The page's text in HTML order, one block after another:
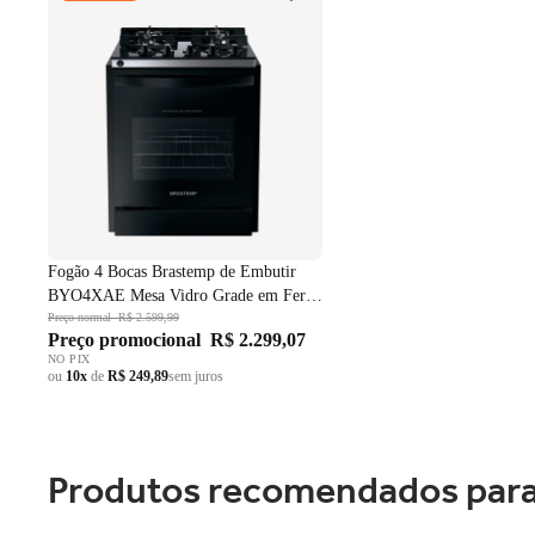
Chama Preto Bivolt
Fogão 4 Bocas Brastemp de Embutir
BYO4XAE Mesa Vidro Grade em Ferro
Fundido Dupla Chama Preto Bivolt
Preço normalR$ 2.599,99
Preço promocional R$ 2.299,07
NO PIX
ou 10x de R$ 249,89sem juros
Produtos recomendados